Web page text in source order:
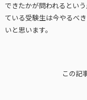
できたかが問われるとい
ている受験生は今やるべ
いと思います。
この記